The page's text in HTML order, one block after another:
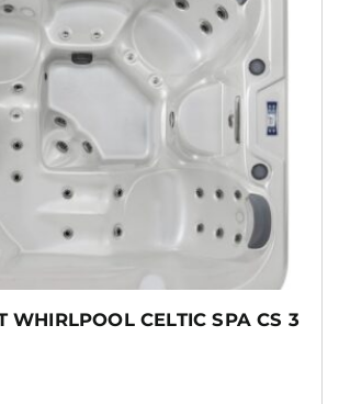
WHIRLPOOL CELTIC SPA CS 3